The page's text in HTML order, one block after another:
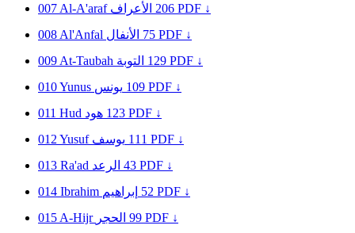
007 Al-A'araf الأعراف 206 PDF ↓
008 Al'Anfal الأنفال 75 PDF ↓
009 At-Taubah التوبة 129 PDF ↓
010Yunus يونس 109 PDF ↓
011 Hud هود 123 PDF ↓
012 Yusuf يوسف 111 PDF ↓
013 Ra'ad الرعد 43 PDF ↓
014 Ibrahim إبراهيم 52 PDF ↓
015 A-Hijr الحجر 99 PDF ↓